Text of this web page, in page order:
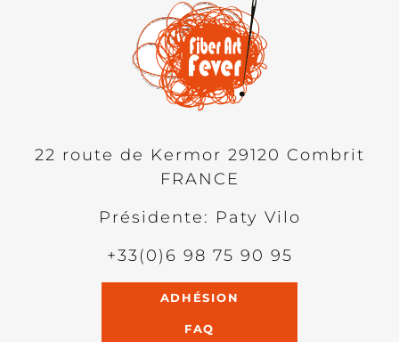
22 route de Kermor 29120 Combrit
FRANCE
Présidente: Paty Vilo
+33(0)6 98 75 90 95
ADHÉSION
FAQ